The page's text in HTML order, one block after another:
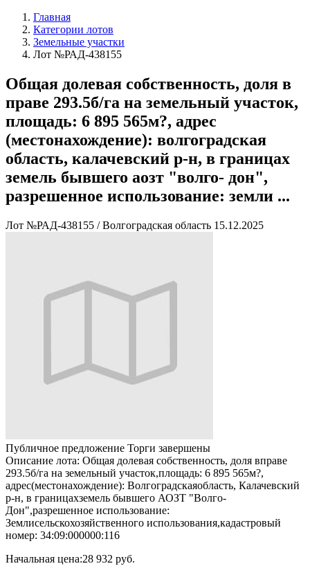
Главная
Категории лотов
Земельные участки
Лот №РАД-438155
Общая долевая собственность, доля в
праве 293.5б/га на земельный участок,
площадь: 6 895 565м?, адрес
(местонахождение): волгоградская
область, калачевский р-н, в границах
земель бывшего аозт "волго- дон",
разрешенное использование: земли ...
Лот №РАД-438155 / Волгоградская область 15.12.2025
Публичное предложение Торги завершены
Описание лота: Общая долевая собственность, доля вправе
293.5б/га на земельный участок,площадь: 6 895 565м?,
адрес(местонахождение): Волгоградскаяобласть, Калачевский
р-н, в границахземель бывшего АОЗТ "Волго-
Дон",разрешенное использование:
Землисельскохозяйственного использования,кадастровый
номер: 34:09:000000:116
Начальная цена:28 932 руб.